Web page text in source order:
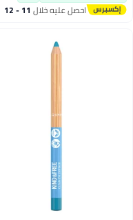
احصل عليه خلال 11 - 12